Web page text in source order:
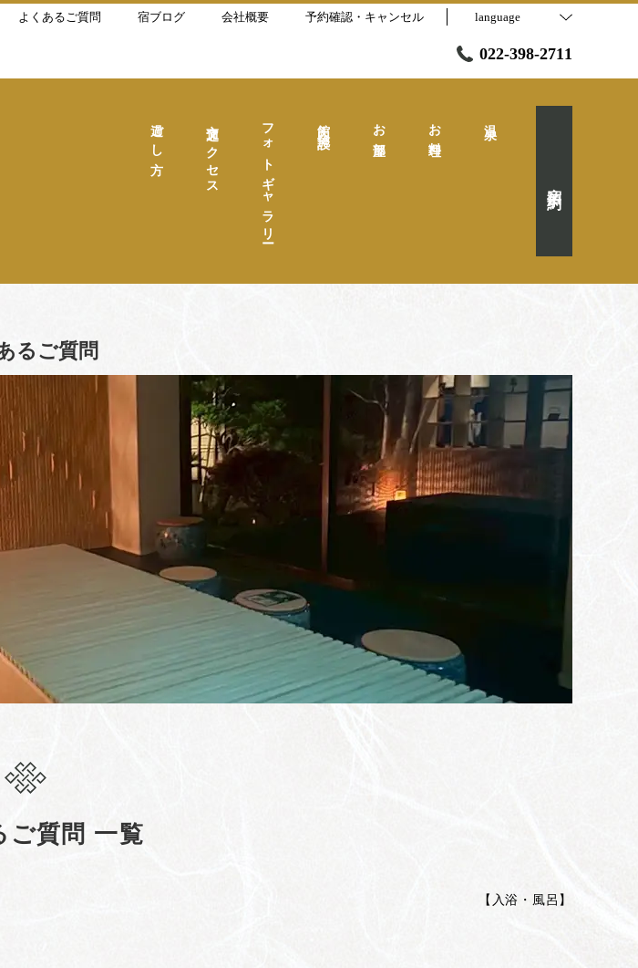
よくあるご質問 宿ブログ 会社概要 予約確認・キャンセル language
022-398-2711
お料理
お部屋
館内・施設
フォトギャラリー
交通アクセス
過ごし方
るご質問
ご質問 一覧
【 入浴・風呂 】